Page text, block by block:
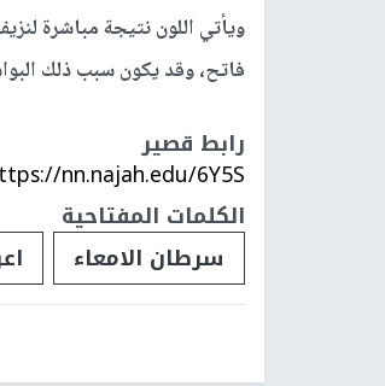
ويأتي اللون نتيجة مباشرة
فاتح، وقد يكون سبب ذلك
رابط قصير
nn.najah.edu/6Y5S/
الكلمات المفتاحية
سرطان الامعاء